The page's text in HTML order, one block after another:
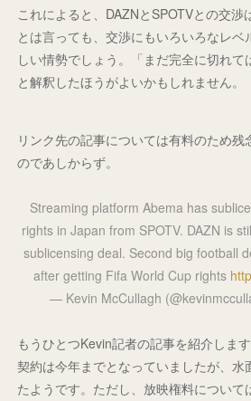
これによると、DAZNとSPOTVとの交渉
とは言っても、交渉にもいろいろなレ
しい情勢でしょう。「まだ完全に切れ
と解釈したほうがよいかもしれません。
リンク先の記事については有料のため
のであしからず。
Streaming platform Abema has
rights in Japan from SPOTV. DAZN is
sublicensing deal. Second big football
after getting Fifa World Cup rights
— Kevin McCullagh
もうひとつKevin記者の記事を紹介しま
契約は今年までとなっていましたが、水
たようです。ただし、放映権料について